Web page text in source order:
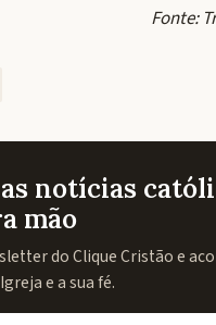
Fonte:
as notícias
mão
do Clique Cristão e
e a sua fé.